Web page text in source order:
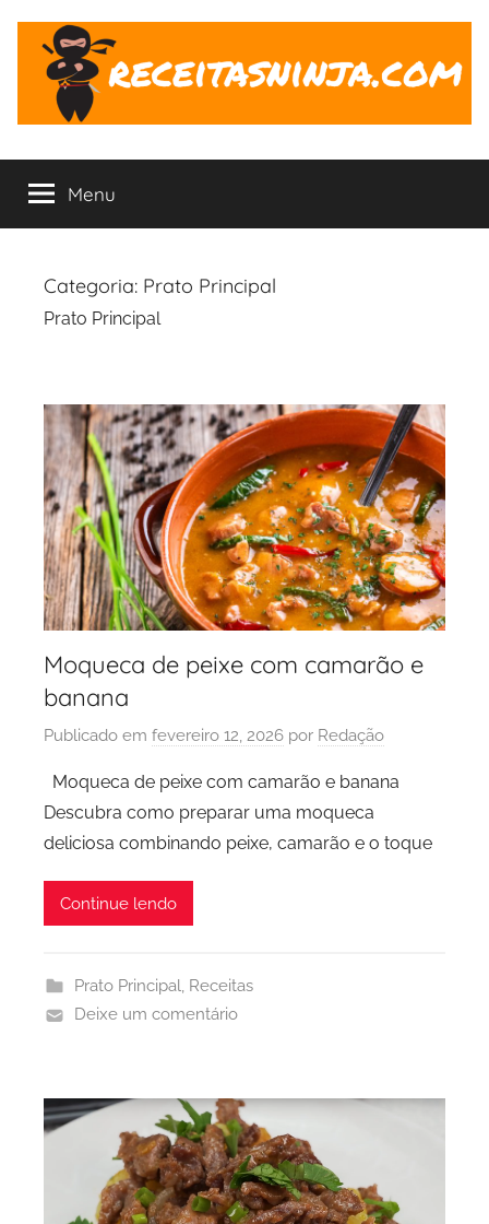
conteúdo
Receitas
ninja
na
Cozinha
Menu
Categoria: Prato Principal
Prato Principal
Moqueca de peixe com camarão e
banana
Publicado em fevereiro 12, 2026 por Redação
Moqueca de peixe com camarão e banana
Descubra como preparar uma moqueca
deliciosa combinando peixe, camarão e o toque
Continue lendo
Prato Principal, Receitas
Deixe um comentário